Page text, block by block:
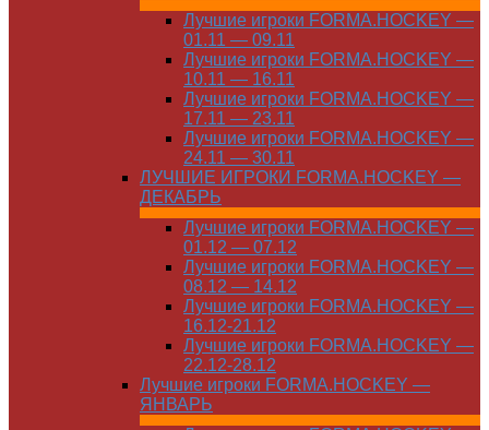
Лучшие игроки FORMA.HOCKEY —
01.11 — 09.11
Лучшие игроки FORMA.HOCKEY —
10.11 — 16.11
Лучшие игроки FORMA.HOCKEY —
17.11 — 23.11
Лучшие игроки FORMA.HOCKEY —
24.11 — 30.11
ЛУЧШИЕ ИГРОКИ FORMA.HOCKEY —
ДЕКАБРЬ
Лучшие игроки FORMA.HOCKEY —
01.12 — 07.12
Лучшие игроки FORMA.HOCKEY —
08.12 — 14.12
Лучшие игроки FORMA.HOCKEY —
16.12-21.12
Лучшие игроки FORMA.HOCKEY —
22.12-28.12
Лучшие игроки FORMA.HOCKEY —
ЯНВАРЬ